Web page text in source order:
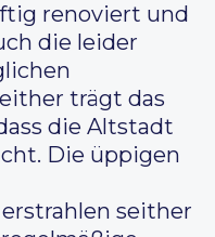
renoviert und
die leider
trägt das
die Altstadt
Die üppigen
erstrahlen seither